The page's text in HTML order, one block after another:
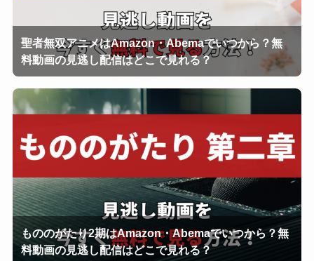
聖者無双アニメはAmazon・Abemaでいつから？無
料動画の見逃し配信はどこで見れる？
もののがたり2期はAmazon・Abemaでいつから？無
料動画の見逃し配信はどこで見れる？